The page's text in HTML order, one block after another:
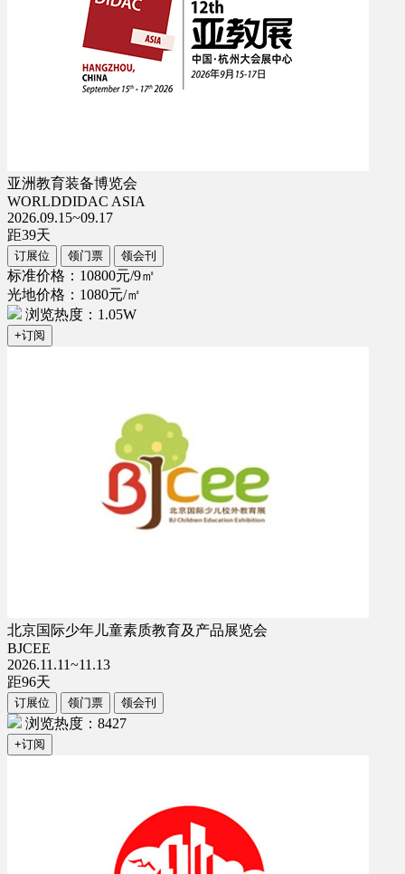
亚洲教育装备博览会
WORLDDIDAC ASIA
2026.09.15~09.17
距39天
订展位 领门票 领会刊
标准价格：10800元/9㎡
光地价格：1080元/㎡
浏览热度：1.05W
+订阅
北京国际少年儿童素质教育及产品展览会
BJCEE
2026.11.11~11.13
距96天
订展位 领门票 领会刊
浏览热度：8427
+订阅